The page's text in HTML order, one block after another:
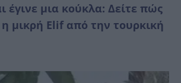
έγινε μια κούκλα: Δείτε πώς
μικρή Elif από την τουρκική